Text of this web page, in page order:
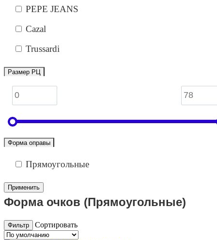
PEPE JEANS
Cazal
Trussardi
Размер РЦ
Форма оправы
Прямоугольные
Форма очков (Прямоугольные)
Фильтр Сортировать